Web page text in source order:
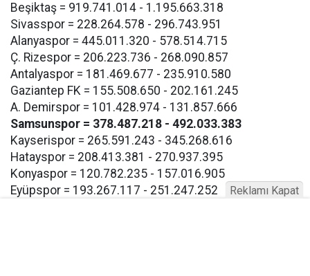
Beşiktaş = 919.741.014 - 1.195.663.318
Sivasspor = 228.264.578 - 296.743.951
Alanyaspor = 445.011.320 - 578.514.715
Ç. Rizespor = 206.223.736 - 268.090.857
Antalyaspor = 181.469.677 - 235.910.580
Gaziantep FK = 155.508.650 - 202.161.245
A. Demirspor = 101.428.974 - 131.857.666
Samsunspor = 378.487.218 - 492.033.383
Kayserispor = 265.591.243 - 345.268.616
Hatayspor = 208.413.381 - 270.937.395
Konyaspor = 120.782.235 - 157.016.905
Eyüpspor = 193.267.117 - 251.247.252
Reklamı Kapat